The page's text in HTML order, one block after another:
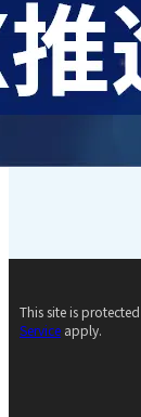
This site is
Service apply.